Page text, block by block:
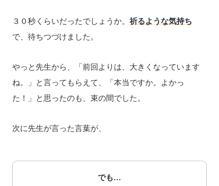
３０秒くらいだったでしょうか。 祈るような気持ち
で、待ちつづけました。
やっと先生から、「前回よりは、大きくなっています
ね。」と言ってもらえて、「本当ですか。よかっ
た！」と思ったのも、束の間でした。
次に先生が言った言葉が、
でも…